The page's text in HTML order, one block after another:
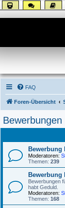
FAQ
Foren-Übersicht
Bewerbungen
Bewerbung
Moderatoren:
Themen: 239
Bewerbung
Bewerbungen
habt Geduld.
Moderatoren:
Themen: 168